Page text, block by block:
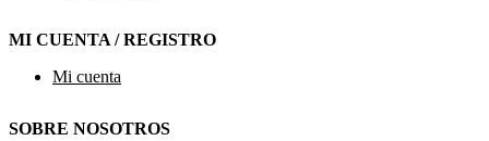
MI CUENTA / REGISTRO
Mi cuenta
SOBRE NOSOTROS